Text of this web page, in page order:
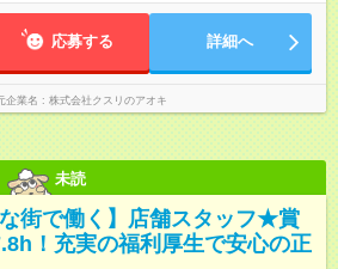
労働時間制（週平均40時間以内） ★残業は月
の基本営業時間＞ 9時～22
り異なります。 ＜シフト例＞ 早番：8
分 中番：11時～20時 遅番：13時～22時
応募する 詳細へ
企業名 株式会社クスリのアオキ
未読
な街で働く】店舗スタッフ★賞
！充実の福利厚生で安心の正